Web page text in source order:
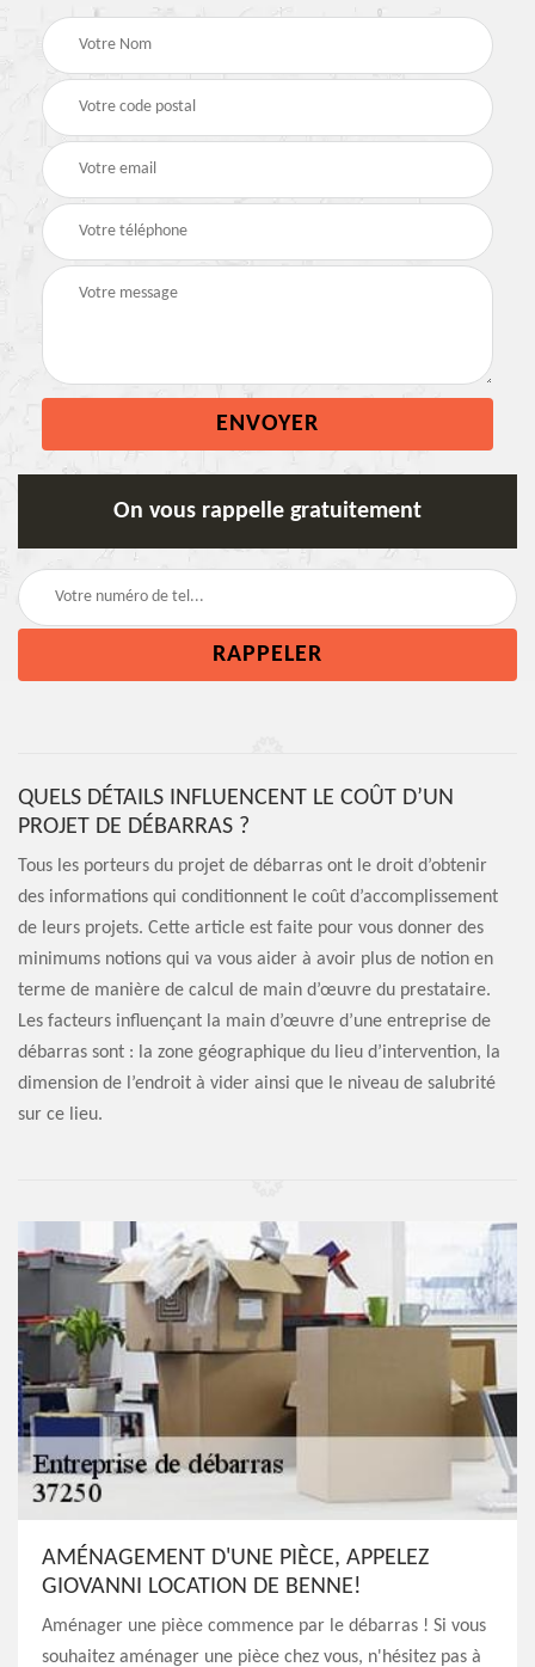
On vous rappelle gratuitement
QUELS DÉTAILS INFLUENCENT LE COÛT D’UN
PROJET DE DÉBARRAS ?
Tous les porteurs du projet de débarras ont le droit d’obtenir
des informations qui conditionnent le coût d’accomplissement
de leurs projets. Cette article est faite pour vous donner des
minimums notions qui va vous aider à avoir plus de notion en
terme de manière de calcul de main d’œuvre du prestataire.
Les facteurs influençant la main d’œuvre d’une entreprise de
débarras sont : la zone géographique du lieu d’intervention, la
dimension de l’endroit à vider ainsi que le niveau de salubrité
sur ce lieu.
AMÉNAGEMENT D'UNE PIÈCE, APPELEZ
GIOVANNI LOCATION DE BENNE!
Aménager une pièce commence par le débarras ! Si vous
souhaitez aménager une pièce chez vous, n'hésitez pas à